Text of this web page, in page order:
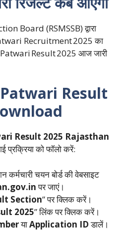
Board (RSMSSB) द्वारा
Recruitment 2025 का
Patwari Result 2025 आज जारी
Result
Result 2025 Rajasthan
प्रक्रिया को फॉलो करें:
कर्मचारी चयन बोर्ड की वेबसाइट
पर जाएं।
Section” पर क्लिक करें।
2025” लिंक पर क्लिक करें।
याApplication IDडालें।